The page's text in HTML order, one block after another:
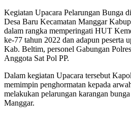
Kegiatan Upacara Pelarungan Bunga
Desa Baru Kecamatan Manggar
dalam rangka memperingati HUT
ke-77 tahun 2022 dan adapun peserta
Kab. Beltim, personel Gabungan
Anggota Sat Pol PP.
Dalam kegiatan Upacara tersebut
memimpin penghormatan kepada
melakukan pelarungan karangan
Manggar.